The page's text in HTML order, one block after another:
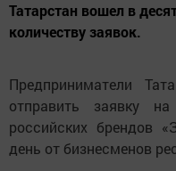
Татарстан вошел в
количеству заявок.
Предприниматели
отправить заявку
российских брендов
день от бизнесменов